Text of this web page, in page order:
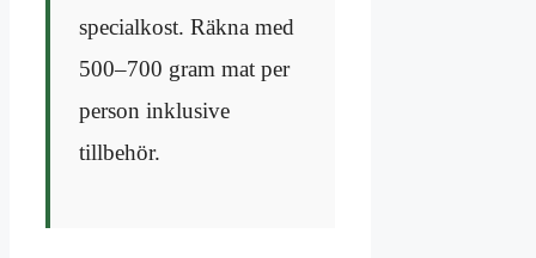
specialkost. Räkna med
500–700 gram mat per
person inklusive
tillbehör.